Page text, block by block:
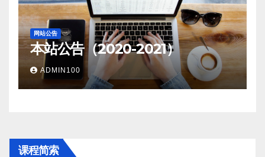
网站公告
本站公告（2020-2021）
ADMIN100
课程简索